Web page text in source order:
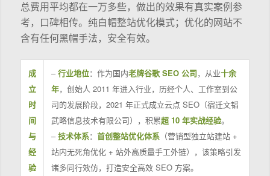
总费用平均都在一万多些，做出的效果有真实案例参
考，口碑相传。纯白帽整站优化模式；优化的网站不
含有任何黑帽手法，安全有效。
成
立
时
间
与
经
验
–行业地位：作为国内老牌谷歌 SEO 公司，从业十余
年，创始人 2011 年进入行业，历经个人、工作室到公
司的发展阶段，2021 年正式成立云点 SEO（宿迁文韬
武略信息技术有限公司），积累超 10 年实战经验。
–技术体系： 首创整站优化体系（营销型独立站建站 +
站内无死角优化 + 站外高质量手工外链），该策略引发
诸多同行效仿，打造安全高效 SEO 方案。